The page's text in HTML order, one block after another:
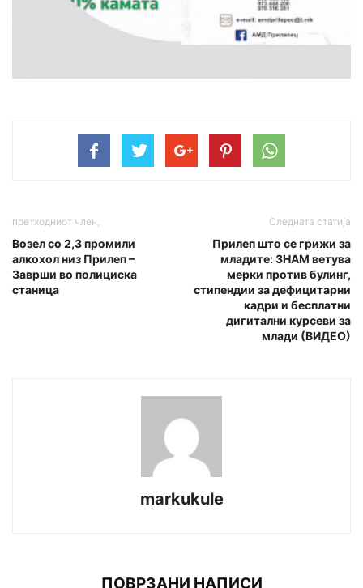
претходниот член,
Возел со 2,3 промили
алкохол низ Прилеп –
Заврши во полициска
станица
Следната статија
Прилеп што се грижи за
младите: ЗНАМ ветува
мерки против булинг,
стипендии за дефицитарни
кадри и бесплатни
дигитални курсеви за
млади (ВИДЕО)
markukule
ПОВРЗАНИ НАПИСИ